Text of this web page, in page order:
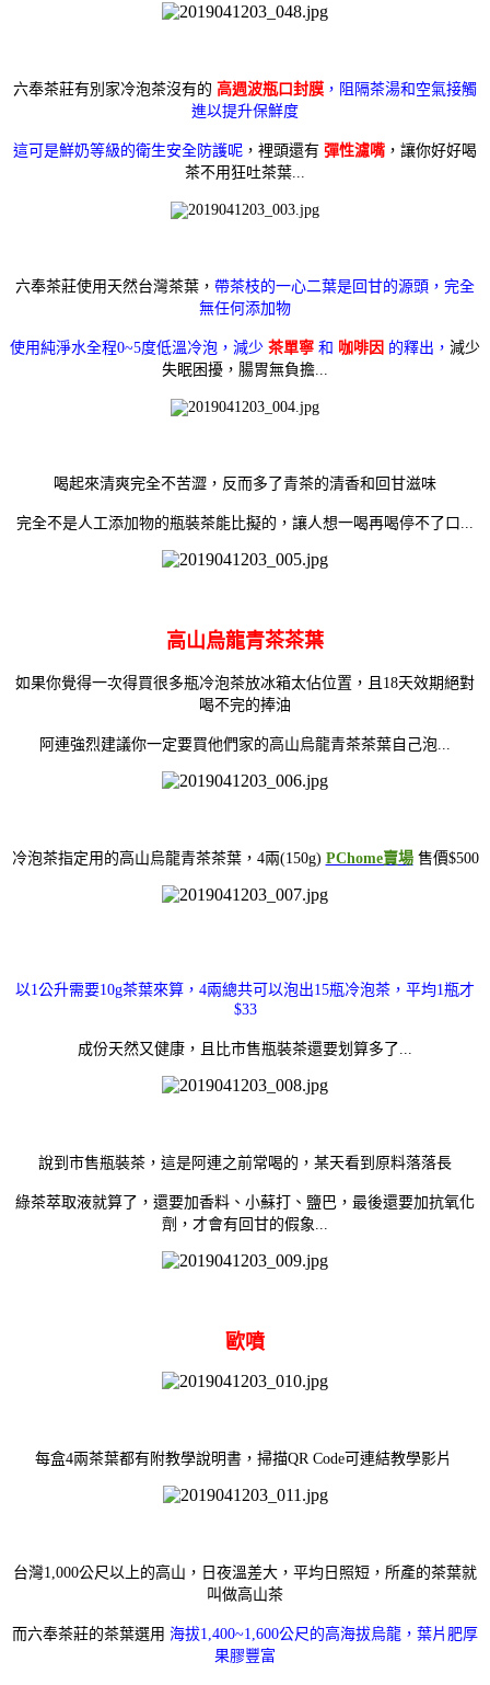
六奉茶莊有別家冷泡茶沒有的 高週波瓶口封膜 ，阻隔茶湯和空氣接觸
進以提升保鮮度
這可是鮮奶等級的衛生安全防護呢 ，裡頭還有 彈性濾嘴 ，讓你好好喝
茶不用狂吐茶葉...
六奉茶莊使用天然台灣茶葉， 帶茶枝的一心二葉是回甘的源頭，完全
無任何添加物
使用純淨水全程0~5度低溫冷泡，減少 茶單寧 和 咖啡因 的釋出， 減少
失眠困擾， 腸胃無負擔...
喝起來清爽完全不苦澀，反而多了青茶的清香和回甘滋味
完全不是人工添加物的瓶裝茶能比擬的， 讓人想一喝再喝停不了口...
高山烏龍青茶茶葉
如果你覺得一次得買很多瓶冷泡茶放冰箱太佔位置，且18天效期絕對
喝不完的捧油
阿連強烈建議你一定要買他們家的高山烏龍青茶茶葉自己泡...
冷泡茶指定用的高山烏龍青茶茶葉，4兩(150g) PChome賣場售價$500
以1公升需要10g茶葉來算，4兩總共可以泡出15瓶冷泡茶，平均1瓶才
$33
成份天然又健康，且比市售瓶裝茶還要划算多了...
說到市售瓶裝茶，這是阿連之前常喝的，某天看到原料落落長
綠茶萃取液就算了，還要加香料、小蘇打、鹽巴，最後還要加抗氧化
劑，才會有回甘的假象...
歐噴
每盒4兩茶葉都有附教學說明書，掃描QR Code可連結教學影片
台灣1,000公尺以上的高山，日夜溫差大，平均日照短， 所產的茶葉就
叫做高山茶
而六奉茶莊的茶葉選用 海拔1,400~1,600公尺的高海拔烏龍，葉片肥厚
果膠豐富